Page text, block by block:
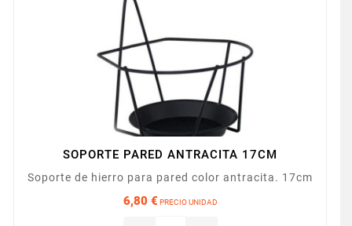
SOPORTE PARED ANTRACITA 17CM
Soporte de hierro para pared color antracita. 17cm
6,80 € PRECIO UNIDAD